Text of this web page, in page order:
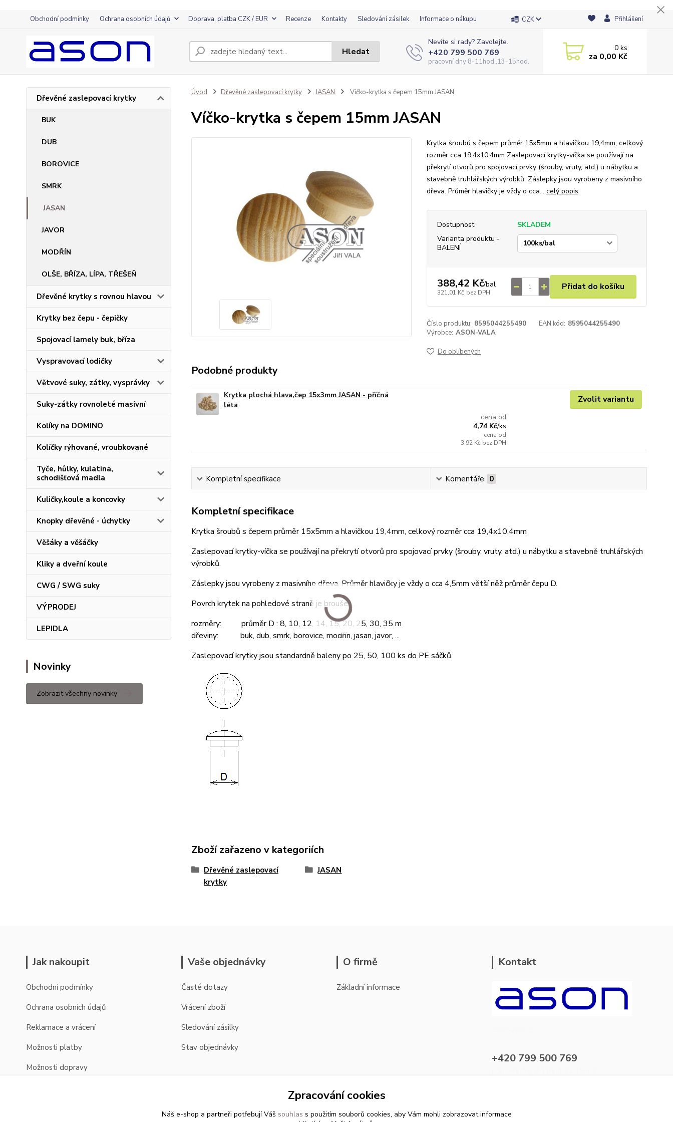
Obchodní podmínky Ochrana osobních údajů Doprava, platba CZK / EUR Recenze Kontakty Sledování zásilek Informace o nákupu CZK Přihlášení
Hledat
Nevíte si rady? Zavolejte.
+420 799 500 769
pracovní dny 8-11hod.,13-15hod.
0ks
za 0,00 Kč
Dřevěné zaslepovací krytky
BUK
DUB
BOROVICE
SMRK
JASAN
JAVOR
MODŘÍN
OLŠE, BŘÍZA, LÍPA, TŘEŠEŇ
Dřevěné krytky s rovnou hlavou
Krytky bez čepu - čepičky
Spojovací lamely buk, bříza
Vyspravovací lodičky
Větvové suky, zátky, vysprávky
Suky-zátky rovnoleté masivní
Kolíky na DOMINO
Kolíčky rýhované, vroubkované
Tyče, hůlky, kulatina,
schodišťová madla
Kuličky,koule a koncovky
Knopky dřevěné - úchytky
Věšáky a věšáčky
Kliky a dveřní koule
CWG / SWG suky
VÝPRODEJ
LEPIDLA
Novinky
Zobrazit všechny novinky
Úvod Dřevěné zaslepovací krytky JASAN Víčko-krytka s čepem 15mm JASAN
Víčko-krytka s čepem 15mm JASAN
Krytka šroubů s čepem průměr 15x5mm a hlavičkou 19,4mm, celkový
rozměr cca 19,4x10,4mm Zaslepovací krytky-víčka se používají na
překrytí otvorů pro spojovací prvky (šrouby, vruty, atd.) u nábytku a
stavebně truhlářských výrobků. Záslepky jsou vyrobeny z masivního
dřeva. Průměr hlavičky je vždy o cca... celý popis
Dostupnost
SKLADEM
Varianta produktu -
BALENÍ
388,42 Kč/bal
321,01 Kč bez DPH
Přidat do košíku
Číslo produktu: 8595044255490 EAN kód: 8595044255490
Výrobce: ASON-VALA
Do oblíbených
Podobné produkty
Krytka plochá hlava,čep 15x3mm JASAN - příčná
léta
cena od
4,74 Kč/ks
cena od
3,92 Kč bez DPH
Zvolit variantu
Kompletní specifikace Komentáře 0
Kompletní specifikace
Krytka šroubů s čepem průměr 15x5mm a hlavičkou 19,4mm, celkový rozměr cca 19,4x10,4mm
Zaslepovací krytky-víčka se používají na překrytí otvorů pro spojovací prvky (šrouby, vruty, atd.) u nábytku a stavebně truhlářských
výrobků.
Záslepky jsou vyrobeny z masivního dřeva. Průměr hlavičky je vždy o cca 4,5mm větší něž průměr čepu D.
Povrch krytek na pohledové straně je broušen.
rozměry: průměr D : 8, 10, 12, 14, 15, 20, 25, 30, 35 m
dřeviny: buk, dub, smrk, borovice, modřín, jasan, javor, ...
Zaslepovací krytky jsou standardně baleny po 25, 50, 100 ks do PE sáčků.
Zboží zařazeno v kategoriích
Dřevěné zaslepovací
krytky
JASAN
Jak nakoupit
Obchodní podmínky
Ochrana osobních údajů
Reklamace a vrácení
Možnosti platby
Možnosti dopravy
Vaše objednávky
Časté dotazy
Vrácení zboží
Sledování zásilky
Stav objednávky
O firmě
Základní informace
Kontakt
+420 799 500 769
Zpracování cookies
Náš e-shop a partneři potřebují Váš souhlas s použitím souborů cookies, aby Vám mohli zobrazovat informace